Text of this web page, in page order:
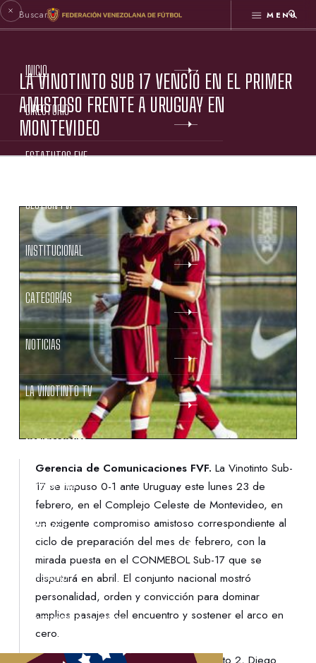
MENÚ
INICIO
DIRECTORIO
ESTATUTOS FVF
GESTIÓN FVF
INSTITUCIONAL
CATEGORÍAS
NOTICIAS
LA VINOTINTO TV
NOTIFICACIONES
NORMATIVAS
CONTACTO
DENUNCIAS
PROTECCIÓN DE LA INFANCIA
LA VINOTINTO SUB 17 VENCIÓ EN EL PRIMER
AMISTOSO FRENTE A URUGUAY EN
MONTEVIDEO
Gerencia de Comunicaciones FVF.La Vinotinto Sub-
17 se impuso 0-1 ante Uruguay este lunes 23 de
febrero, en el Complejo Celeste de Montevideo, en
un exigente compromiso amistoso correspondiente al
ciclo de preparación del mes de febrero, con la
mirada puesta en el CONMEBOL Sub-17 que se
disputará en abril. El conjunto nacional mostró
personalidad, orden y convicción para dominar
amplios pasajes del encuentro y sostener el arco en
cero.